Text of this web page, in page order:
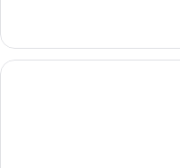
자
세
히